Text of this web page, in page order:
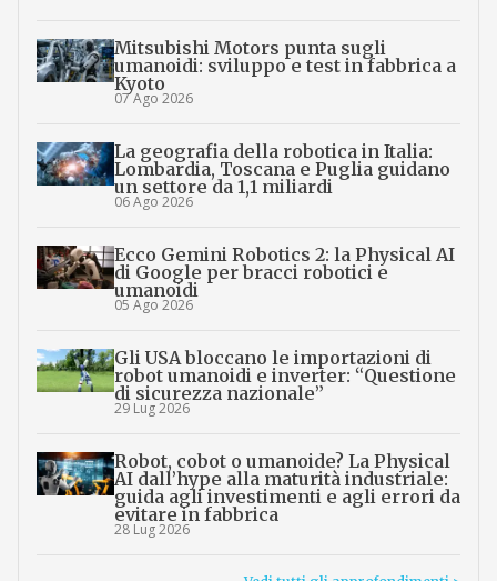
Mitsubishi Motors punta sugli
umanoidi: sviluppo e test in fabbrica a
Kyoto
07 Ago 2026
La geografia della robotica in Italia:
Lombardia, Toscana e Puglia guidano
un settore da 1,1 miliardi
06 Ago 2026
Ecco Gemini Robotics 2: la Physical AI
di Google per bracci robotici e
umanoidi
05 Ago 2026
Gli USA bloccano le importazioni di
robot umanoidi e inverter: “Questione
di sicurezza nazionale”
29 Lug 2026
Robot, cobot o umanoide? La Physical
AI dall’hype alla maturità industriale:
guida agli investimenti e agli errori da
evitare in fabbrica
28 Lug 2026